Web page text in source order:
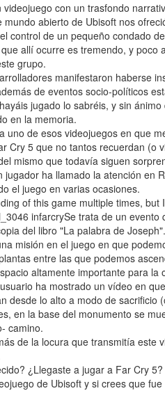
videojuego con un trasfondo
mundo abierto de Ubisoft nos
control de un pequeño condado
allí ocurre es tremendo, y
grupo.
manifestaron haberse
de eventos socio-políticos
jugado lo sabréis, y sin
en la memoria.
uno de esos videojuegos en que
Cry 5 que no tantos recuerdan (o
mismo que todavía siguen
jugador ha llamado la atención en
el juego en varias ocasiones.
of this game multiple times, but
infarcrySe trata de un
del libro "La palabra de Joseph".
misión en el juego en que
entre las que podemos
altamente importante para la
ha mostrado un vídeo en
desde lo alto a modo de
en la base del monumento se
camino.
de la locura que transmitía este
¿Llegaste a jugar a Far Cry
de Ubisoft y si crees que